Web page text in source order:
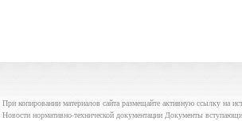
При копировании материалов сайта размещайте активную ссылку на
Новости нормативно-технической документации Документы